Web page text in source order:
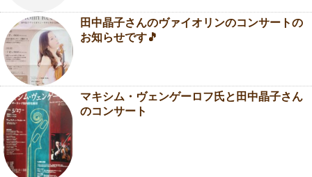
田中晶子さんのヴァイオリンのコンサートの
お知らせです🎵
マキシム・ヴェンゲーロフ氏と田中晶子さん
のコンサート